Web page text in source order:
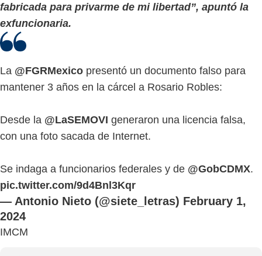
fabricada para privarme de mi libertad”, apuntó la
exfuncionaria.
La @FGRMexico presentó un documento falso para
mantener 3 años en la cárcel a Rosario Robles:
Desde la @LaSEMOVI generaron una licencia falsa,
con una foto sacada de Internet.
Se indaga a funcionarios federales y de @GobCDMX.
pic.twitter.com/9d4Bnl3Kqr
— Antonio Nieto (@siete_letras) February 1,
2024
IMCM